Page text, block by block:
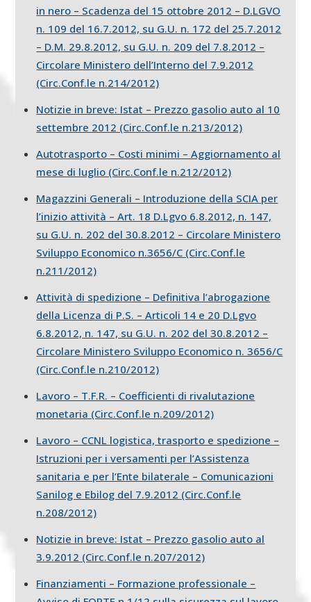
in nero – Scadenza del 15 ottobre 2012 – D.LGVO
n. 109 del 16.7.2012, su G.U. n. 172 del 25.7.2012
– D.M. 29.8.2012, su G.U. n. 209 del 7.8.2012 –
Circolare Ministero dell’Interno del 7.9.2012
(Circ.Conf.le n.214/2012)
Notizie in breve: Istat – Prezzo gasolio auto al 10
settembre 2012 (Circ.Conf.le n.213/2012)
Autotrasporto – Costi minimi – Aggiornamento al
mese di luglio (Circ.Conf.le n.212/2012)
Magazzini Generali – Introduzione della SCIA per
l’inizio attività – Art. 18 D.Lgvo 6.8.2012, n. 147,
su G.U. n. 202 del 30.8.2012 – Circolare Ministero
Sviluppo Economico n.3656/C (Circ.Conf.le
n.211/2012)
Attività di spedizione – Definitiva l’abrogazione
della Licenza di P.S. – Articoli 14 e 20 D.Lgvo
6.8.2012, n. 147, su G.U. n. 202 del 30.8.2012 –
Circolare Ministero Sviluppo Economico n. 3656/C
(Circ.Conf.le n.210/2012)
Lavoro – T.F.R. – Coefficienti di rivalutazione
monetaria (Circ.Conf.le n.209/2012)
Lavoro – CCNL logistica, trasporto e spedizione –
Istruzioni per i versamenti per l’Assistenza
sanitaria e per l’Ente bilaterale – Comunicazioni
Sanilog e Ebilog del 7.9.2012 (Circ.Conf.le
n.208/2012)
Notizie in breve: Istat – Prezzo gasolio auto al
3.9.2012 (Circ.Conf.le n.207/2012)
Finanziamenti – Formazione professionale –